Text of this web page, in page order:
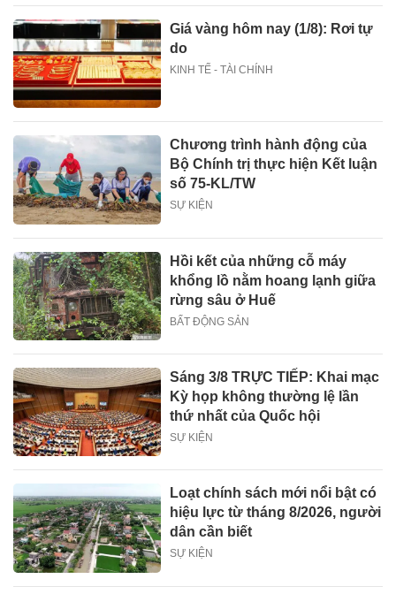
Giá vàng hôm nay (1/8): Rơi tự
do
KINH TẾ - TÀI CHÍNH
Chương trình hành động của
Bộ Chính trị thực hiện Kết luận
số 75-KL/TW
SỰ KIỆN
Hồi kết của những cỗ máy
khổng lồ nằm hoang lạnh giữa
rừng sâu ở Huế
BẤT ĐỘNG SẢN
Sáng 3/8 TRỰC TIẾP: Khai mạc
Kỳ họp không thường lệ lần
thứ nhất của Quốc hội
SỰ KIỆN
Loạt chính sách mới nổi bật có
hiệu lực từ tháng 8/2026, người
dân cần biết
SỰ KIỆN